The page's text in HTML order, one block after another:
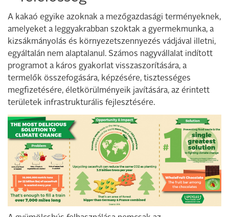
A kakaó egyike azoknak a mezőgazdasági terményeknek,
amelyeket a leggyakrabban szoktak a gyermekmunka, a
kizsákmányolás és környezetszennyezés vádjával illetni,
egyáltalán nem alaptalanul. Számos nagyvállalat indított
programot a káros gyakorlat visszaszorítására, a
termelők összefogására, képzésére, tisztességes
megfizetésére, életkörülményeik javítására, az érintett
területek infrastrukturális fejlesztésére.